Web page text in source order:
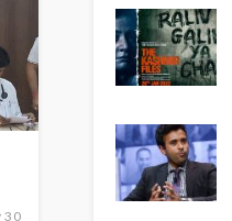
30